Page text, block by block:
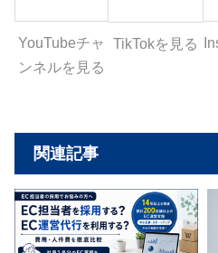
YouTubeチャ
ンネルを見る
TikTokを見る
関連記事